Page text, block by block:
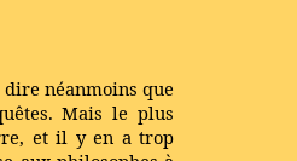
néanmoins que
Mais le plus
et il y en a trop